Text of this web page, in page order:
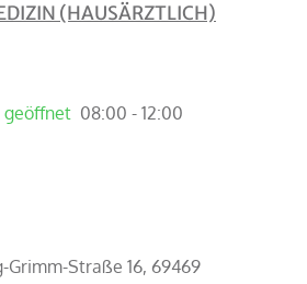
(HAUSÄRZTLICH)
geöffnet 08:00 - 12:00
Straße 16, 69469